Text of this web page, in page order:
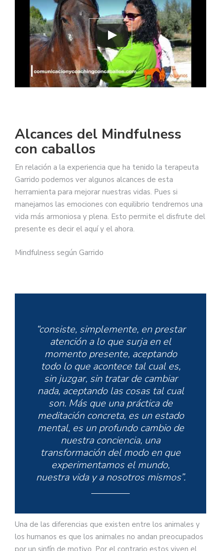
Alcances del Mindfulness
con caballos
En relación a la experiencia que ha tenido la terapeuta
Garrido podemos ver algunos alcances de esta
herramienta para mejorar nuestras vidas. Pues si
manejamos las emociones con equilibrio tendremos una
vida más armoniosa y plena. Esto permite el disfrute del
presente es decir el aquí y el ahora.
Mindfulness según Garrido
“consiste, simplemente, en prestar
atención a lo que surja en el
momento presente, aceptando
todo lo que acontece tal cual es,
sin juzgar, sin tratar de cambiar
nada, aceptando las cosas tal cual
son. Más que una práctica de
meditación concreta, es un estado
mental, es un profundo cambio de
nuestra conciencia, una
transformación del modo en que
experimentamos el mundo,
nuestra vida y a nosotros mismos”.
Una de las diferencias que existen entre los animales y
los humanos es que los animales no andan preocupados
por un sinfín de motivo. Por el contrario estos viven el